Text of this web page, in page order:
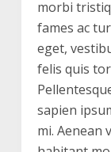
morbi
fames ac
eget,
felis quis
sapien
mi. Aenean